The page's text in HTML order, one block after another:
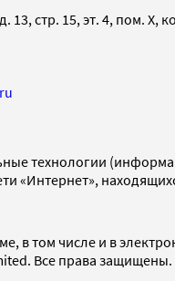
стр. 15, эт. 4, пом. X,
технологии
«Интернет»,
в том числе и в
Все права защищены.